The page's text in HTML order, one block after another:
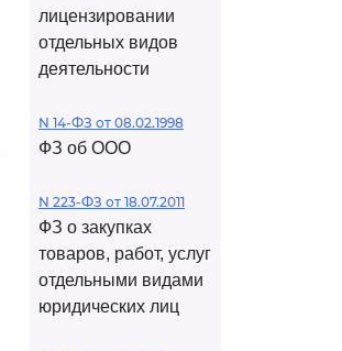
лицензировании
отдельных видов
деятельности
N 14-ФЗ от 08.02.1998
ФЗ об ООО
N 223-ФЗ от 18.07.2011
ФЗ о закупках
товаров, работ, услуг
отдельными видами
юридических лиц